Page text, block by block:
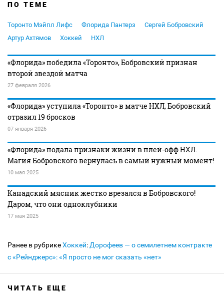
ПО ТЕМЕ
Торонто Мэйпл Лифс Флорида Пантерз
Сергей Бобровский
Артур Ахтямов
Хоккей НХЛ
«Флорида» победила «Торонто», Бобровский признан
второй звездой матча
27 февраля 2026
«Флорида» уступила «Торонто» в матче НХЛ, Бобровский
отразил 19 бросков
07 января 2026
«Флорида» подала признаки жизни в плей-офф НХЛ.
Магия Бобровского вернулась в самый нужный момент!
10 мая 2025
Канадский мясник жестко врезался в Бобровского!
Даром, что они одноклубники
17 мая 2025
Ранее в рубрикеХоккей: Дорофеев — о семилетнем контракте
с «Рейнджерс»: «Я просто не мог сказать «нет»
ЧИТАТЬ ЕЩЕ